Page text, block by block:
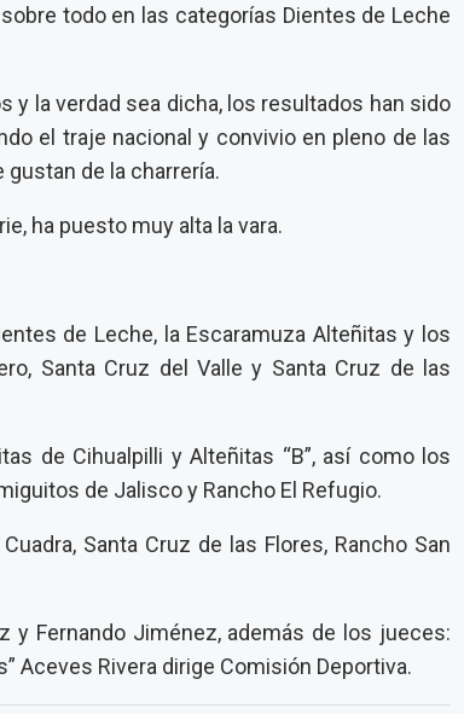
todo en las categorías Dientes de Leche
y la verdad sea dicha, los resultados han sido
el traje nacional y convivio en pleno de las
de la charrería.
ha puesto muy alta la vara.
de Leche, la Escaramuza Alteñitas y los
Santa Cruz del Valle y Santa Cruz de las
de Cihualpilli y Alteñitas “B”, así como los
de Jalisco y Rancho El Refugio.
Santa Cruz de las Flores, Rancho San
y Fernando Jiménez, además de los jueces:
Aceves Rivera dirige Comisión Deportiva.